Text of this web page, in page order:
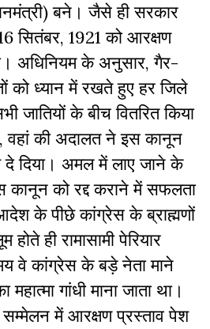
बने। जैसे ही सरकार
सितंबर, 1921 को आरक्षण
अधिनियम के अनुसार, गैर-
को ध्यान में रखते हुए हर जिले
जातियों के बीच वितरित किया
वहां की अदालत ने इस कानून
दिया। अमल में लाए जाने के
कानून को रद्द कराने में सफलता
के पीछे कांग्रेस के ब्राह्मणों
ही रामासामी पेरियार
वे कांग्रेस के बड़े नेता माने
गांधी माना जाता था।
में आरक्षण प्रस्ताव पेश